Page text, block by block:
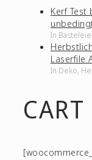
Kerf Test
In
Laserfile
In Deko,
CART